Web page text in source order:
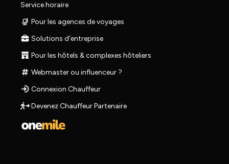
Service horaire
Pour les agences de voyages
Solutions d'entreprise
Pour les hôtels & complexes hôteliers
Webmaster ou influenceur ?
Connexion Chauffeur
Devenez Chauffeur Partenaire